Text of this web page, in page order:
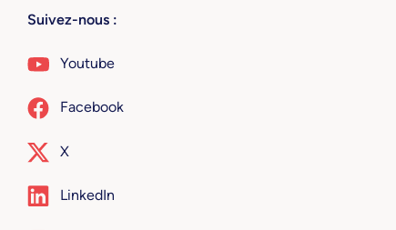
Suivez-nous :
Youtube
Facebook
X
LinkedIn